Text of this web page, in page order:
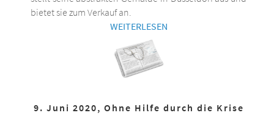
bietet sie zum Verkauf an.
WEITERLESEN
9. Juni 2020, Ohne Hilfe durch die Krise